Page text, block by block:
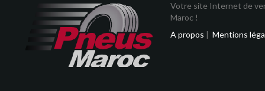
Votre site Internet de
Maroc !
A propos | Mentions